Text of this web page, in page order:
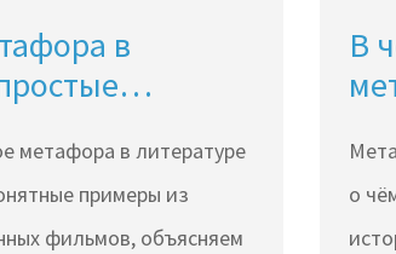
в
метафора в литературе
примеры из
фильмов, объясняем
В
о